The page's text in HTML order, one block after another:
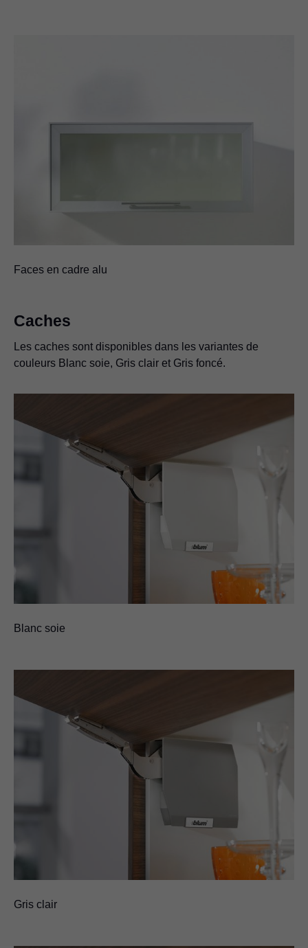
Faces en cadre alu
Caches
Les caches sont disponibles dans les variantes de
couleurs Blanc soie, Gris clair et Gris foncé.
Blanc soie
Gris clair